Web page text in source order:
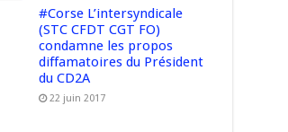
#Corse L’intersyndicale
(STC CFDT CGT FO)
condamne les propos
diffamatoires du Président
du CD2A
22 juin 2017